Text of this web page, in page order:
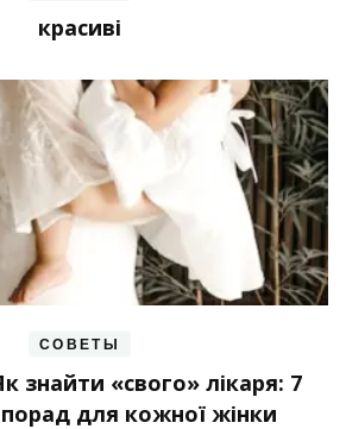
красиві
СОВЕТЫ
знайти «свого» лікаря: 7
для кожної жінки